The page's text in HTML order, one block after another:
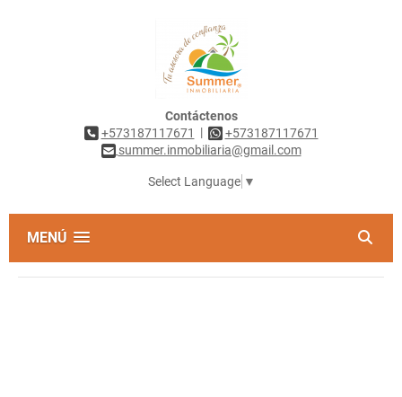
Contáctenos
+573187117671
|
+573187117671
summer.inmobiliaria@gmail.com
Select Language ▼
MENÚ